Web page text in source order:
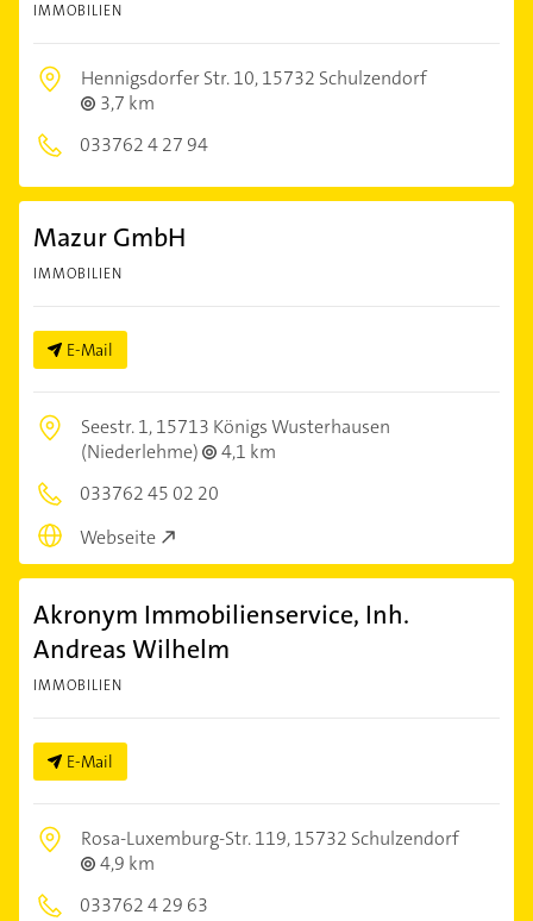
IMMOBILIEN
Hennigsdorfer Str. 10,15732 Schulzendorf
3,7 km
033762 4 27 94
Mazur GmbH
IMMOBILIEN
E-Mail
Seestr. 1,15713 Königs Wusterhausen
(Niederlehme)
4,1 km
033762 45 02 20
Webseite
Akronym Immobilienservice, Inh.
Andreas Wilhelm
IMMOBILIEN
E-Mail
Rosa-Luxemburg-Str. 119,15732 Schulzendorf
4,9 km
033762 4 29 63